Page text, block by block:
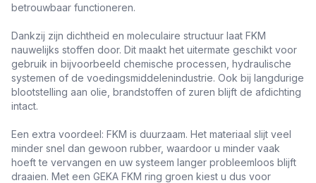
betrouwbaar functioneren.
Dankzij zijn dichtheid en moleculaire structuur laat FKM
nauwelijks stoffen door. Dit maakt het uitermate geschikt voor
gebruik in bijvoorbeeld chemische processen, hydraulische
systemen of de voedingsmiddelenindustrie. Ook bij langdurige
blootstelling aan olie, brandstoffen of zuren blijft de afdichting
intact.
Een extra voordeel: FKM is duurzaam. Het materiaal slijt veel
minder snel dan gewoon rubber, waardoor u minder vaak
hoeft te vervangen en uw systeem langer probleemloos blijft
draaien. Met een GEKA FKM ring groen kiest u dus voor